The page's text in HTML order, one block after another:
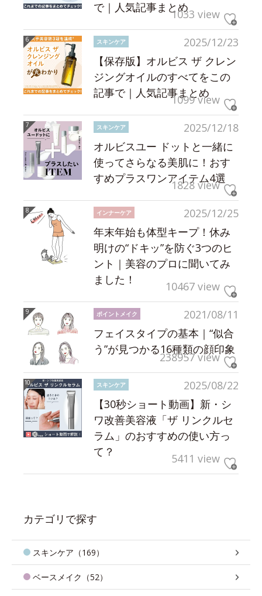
で｜人気記事まとめ1033 view
2025/12/23
スキンケア
【保存版】オルビス ザ クレン
ジングオイルのすべてをこの
記事で｜人気記事まとめ
1099 view
2025/12/18
スキンケア
オルビスユー ドットと一緒に
使ってさらなる美肌に！おす
すめプラスワンアイテム4選
1828 view
2025/12/25
インナーケア
年末年始も体型キープ！休み
明けの“ドキッ”を防ぐ3つのヒ
ント｜美容のプロに聞いてみ
ました！
10467 view
2021/08/11
ポイントメイク
フェイスタイプの基本｜“似合
う”が見つかる16種類の顔印象
238957 view
2025/08/22
スキンケア
【30秒ショート動画】新・シ
ワ改善美容液「ザ リンクルセ
ラム」のおすすめの使い方っ
て？
5411 view
カテゴリで探す
スキンケア（169）
ベースメイク（52）